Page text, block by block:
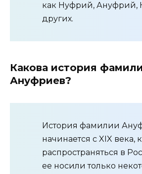
как Нуфрий, Ануфрий,
других.
Какова история
Ануфриев?
История фамилии
начинается с XIX века,
распространяться в
ее носили только